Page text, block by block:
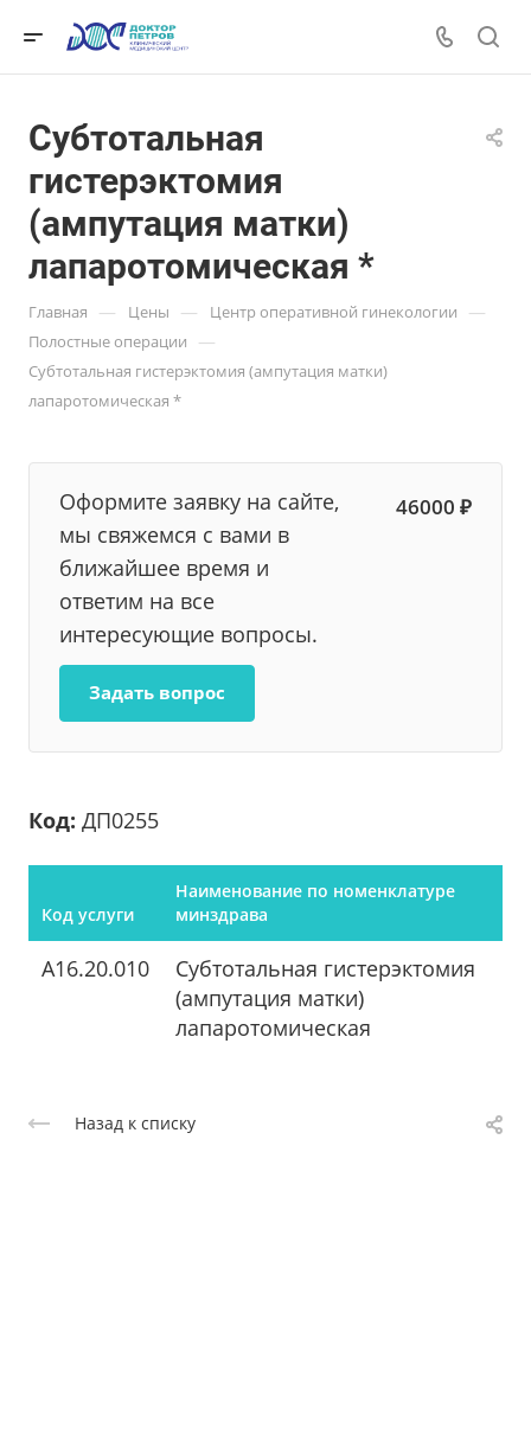
Субтотальная
гистерэктомия
(ампутация матки)
лапаротомическая *
Главная — Цены — Центр оперативной гинекологии —
Полостные операции —
Субтотальная гистерэктомия (ампутация матки)
лапаротомическая *
Оформите заявку на сайте,
мы свяжемся с вами в
ближайшее время и
ответим на все
интересующие вопросы.
46000 ₽
Задать вопрос
Код: ДП0255
Код услуги
Наименование по номенклатуре
минздрава
A16.20.010
Субтотальная гистерэктомия
(ампутация матки)
лапаротомическая
Назад к списку